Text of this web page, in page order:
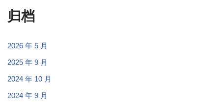
归档
2026 年 5 月
2025 年 9 月
2024 年 10 月
2024 年 9 月